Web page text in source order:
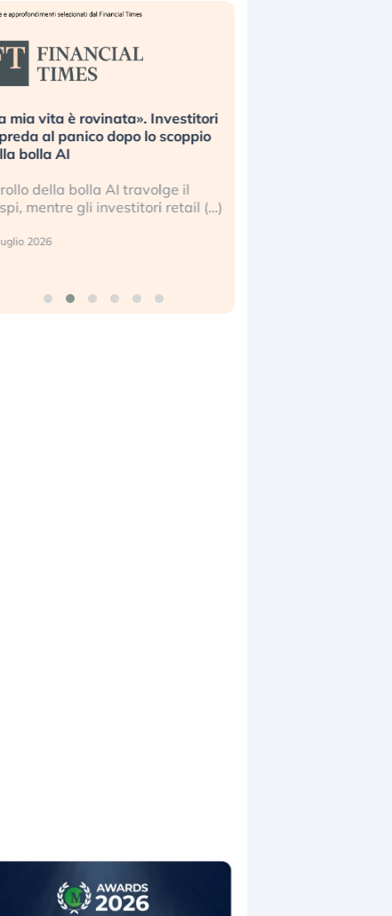
è rovinata». Investitori
panico dopo lo scoppio
AI
bolla AI travolge il
gli investitori retail (…)
Quando la finanza pesa più
dell’economia reale.
sempre più sganciata